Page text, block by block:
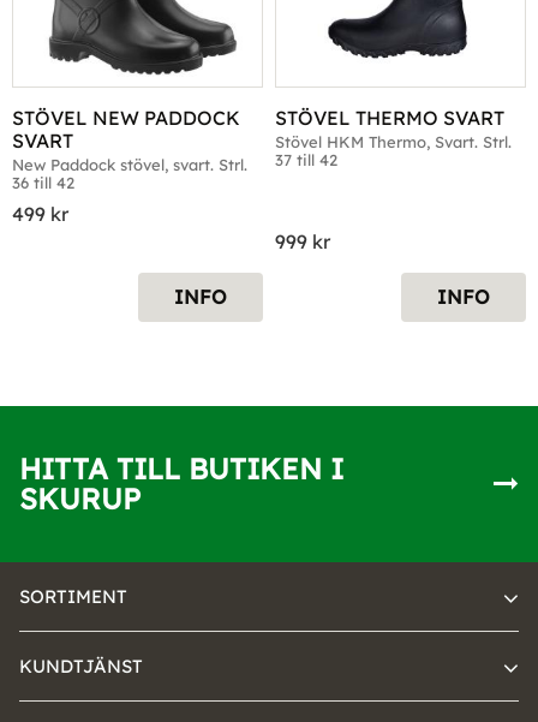
STÖVEL NEW PADDOCK
SVART
New Paddock stövel, svart. Strl.
36 till 42
499 kr
INFO
STÖVEL THERMO SVART
Stövel HKM Thermo, Svart. Strl.
37 till 42
999 kr
INFO
HITTA TILL BUTIKEN I
SKURUP
SORTIMENT
KUNDTJÄNST